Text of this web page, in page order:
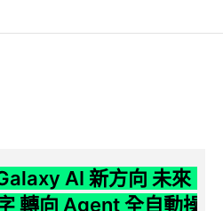
AI 新方向 未來
轉向 Agent 全自動操